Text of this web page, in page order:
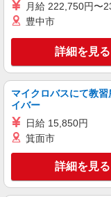
月給 222,750円〜
豊中市
詳細を見る
マイクロバスにて教
イバー
日給 15,850円
箕面市
詳細を見る